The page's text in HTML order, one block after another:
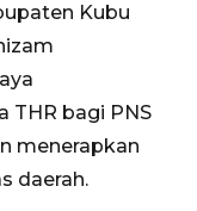
Kubu
THR bagi PNS
menerapkan
daerah.